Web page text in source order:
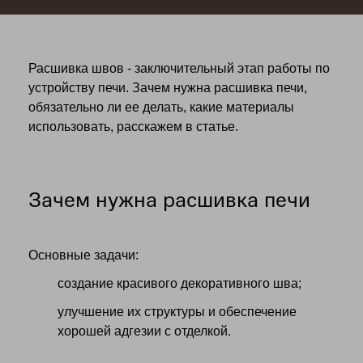
Расшивка швов - заключительный этап работы по
устройству печи. Зачем нужна расшивка печи,
обязательно ли ее делать, какие материалы
использовать, расскажем в статье.
Зачем нужна расшивка печи
Основные задачи:
создание красивого декоративного шва;
улучшение их структуры и обеспечение
хорошей адгезии с отделкой.